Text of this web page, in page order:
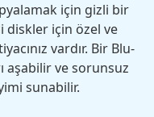
için gizli bir
diskler için özel ve
vardır. Bir Blu-
aşabilir ve sorunsuz
sunabilir.